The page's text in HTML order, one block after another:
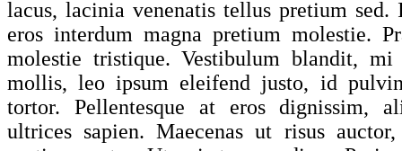
lacus, lacinia venenatis tellus pretium sed.
eros interdum magna pretium molestie.
molestie tristique. Vestibulum blandit,
mollis, leo ipsum eleifend justo, id
tortor. Pellentesque at eros dignissim,
ultrices sapien. Maecenas ut risus